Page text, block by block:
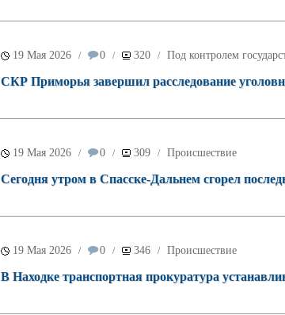
19 Мая 2026 / 0 / 320 / Под контролем
СКР Приморья завершил расследование
19 Мая 2026 / 0 / 309 / Происшествие
Сегодня утром в Спасске-Дальнем сгорел
19 Мая 2026 / 0 / 346 / Происшествие
В Находке транспортная прокуратура